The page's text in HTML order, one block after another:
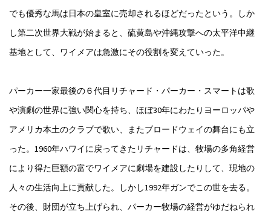
でも優秀な馬は日本の皇室に売却されるほどだったという。しか
し第二次世界大戦が始まると、硫黄島や沖縄攻撃への太平洋中継
基地として、ワイメアは急激にその役割を変えていった。
パーカー一家最後の６代目リチャード・パーカー・スマートは歌
や演劇の世界に強い関心を持ち、ほぼ30年にわたりヨーロッパや
アメリカ本土のクラブで歌い、またブロードウェイの舞台にも立
った。1960年ハワイに戻ってきたリチャードは、牧場の多角経営
により得た巨額の富でワイメアに劇場を建設したりして、現地の
人々の生活向上に貢献した。しかし1992年ガンでこの世を去る。
その後、財団が立ち上げられ、パーカー牧場の経営がゆだねられ